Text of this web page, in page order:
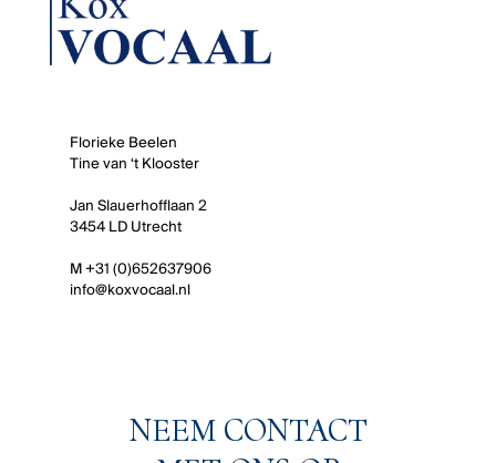
Florieke Beelen
Tine van ‘t Klooster
Jan Slauerhofflaan 2
3454 LD Utrecht
M +31 (0)652637906
info@koxvocaal.nl
NEEM CONTACT